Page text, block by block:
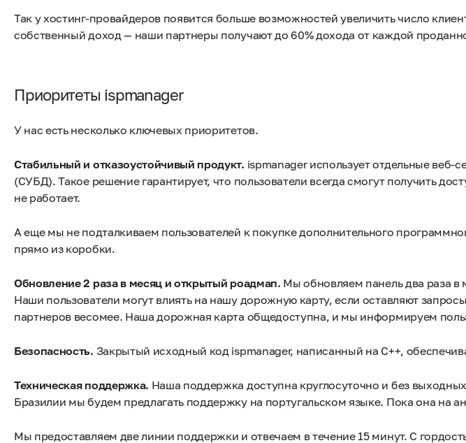
Так у хостинг-провайдеров появится больше возможностей увеличить число
собственный доход — наши партнеры получают до 60% дохода от каждой
Приоритеты ispmanager
У нас есть несколько ключевых приоритетов.
Стабильный и отказоустойчивый продукт. ispmanager использует отдельные
(СУБД). Такое решение гарантирует, что пользователи всегда смогут получить
не работает.
А еще мы не подталкиваем пользователей к покупке дополнительного
прямо из коробки.
Обновление 2 раза в месяц и открытый роадмап. Мы обновляем панель два раза
Наши пользователи могут влиять на нашу дорожную карту, если оставляют
партнеров весомее. Наша дорожная карта общедоступна, и мы информируем
Безопасность. Закрытый исходный код ispmanager, написанный на C++,
Техническая поддержка. Наша поддержка доступна круглосуточно и без
Бразилии мы будем предлагать поддержку на португальском языке. Пока она на
Мы предоставляем две линии поддержки и отвечаем в течение 15 минут. С